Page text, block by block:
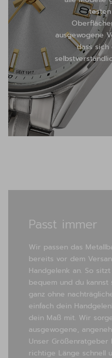
ausgewogene
dass sich
Passt immer
Wir passen das
bereits vor dem
Handgelenk an. So
bequem und du
ganz ohne
einfach dein
dein Maß mit. Wir
ausgewogene,
Unser
richtige Länge schnell